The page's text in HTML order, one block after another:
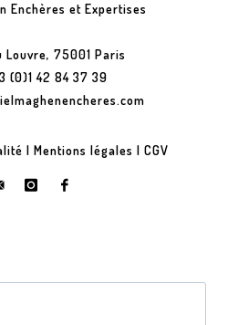
Enchères et Expertises
Louvre, 75001 Paris
(0)1 42 84 37 39
| Mentions légales | CGV